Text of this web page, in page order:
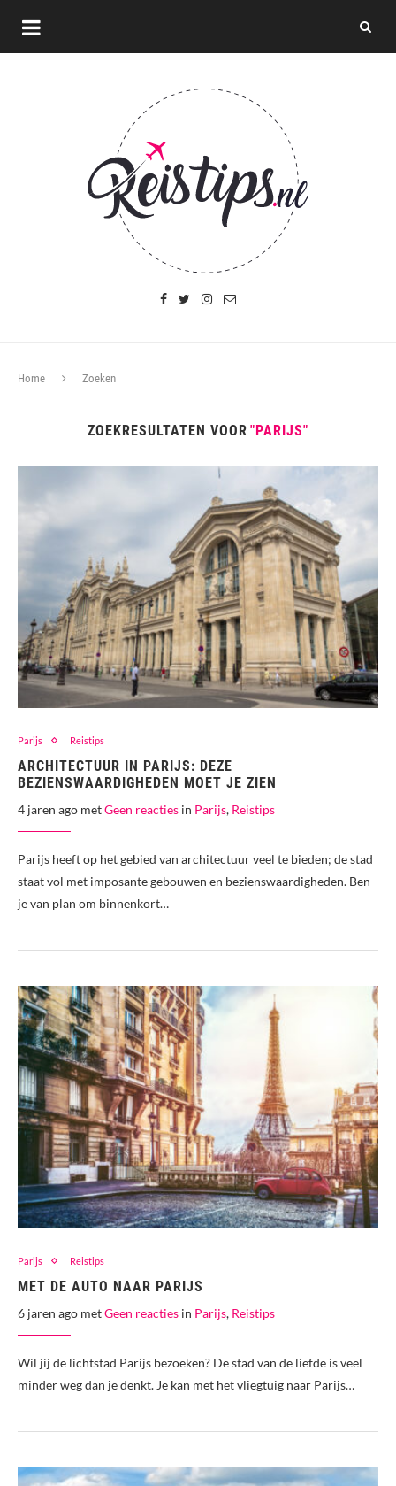
Home Zoeken
ZOEKRESULTATEN VOOR "PARIJS"
Parijs Reistips
ARCHITECTUUR IN PARIJS: DEZE
BEZIENSWAARDIGHEDEN MOET JE ZIEN
4 jaren ago metGeen reacties in Parijs, Reistips
Parijs heeft op het gebied van architectuur veel te bieden; de stad
staat vol met imposante gebouwen en bezienswaardigheden. Ben
je van plan om binnenkort…
Parijs Reistips
MET DE AUTO NAAR PARIJS
6 jaren ago metGeen reacties in Parijs, Reistips
Wil jij de lichtstad Parijs bezoeken? De stad van de liefde is veel
minder weg dan je denkt. Je kan met het vliegtuig naar Parijs…